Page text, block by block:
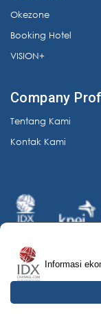
Okezone
Booking Hotel
VISION+
Company
Tentang Kami
Kontak Kami
©
Informasi